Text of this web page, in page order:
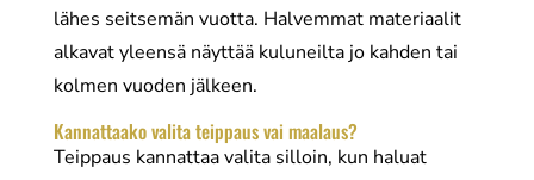
lähes seitsemän vuotta. Halvemmat materiaalit
alkavat yleensä näyttää kuluneilta jo kahden tai
kolmen vuoden jälkeen.
Kannattaako valita teippaus vai maalaus?
Teippaus kannattaa valita silloin, kun haluat